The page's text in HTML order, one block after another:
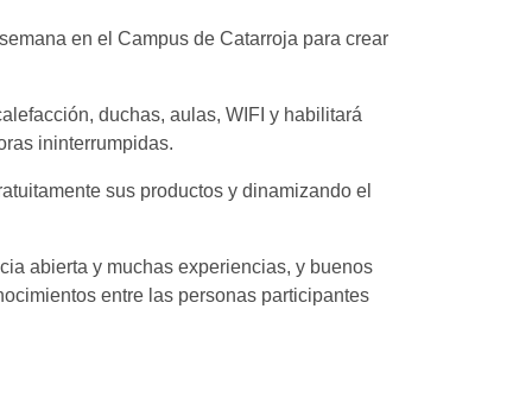
en el Campus de Catarroja para crear
duchas, aulas, WIFI y habilitará
ininterrumpidas.
sus productos y dinamizando el
abierta y muchas experiencias, y buenos
entre las personas participantes